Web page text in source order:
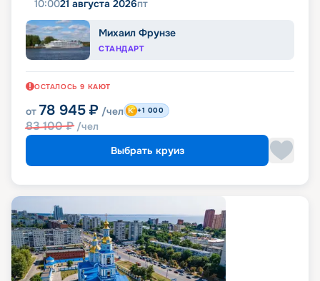
10:0021 августа 2026пт
Михаил Фрунзе
СТАНДАРТ
ОСТАЛОСЬ 9 КАЮТ
от 78 945 ₽ /чел
83 100₽ /чел
+1 000
Выбрать круиз